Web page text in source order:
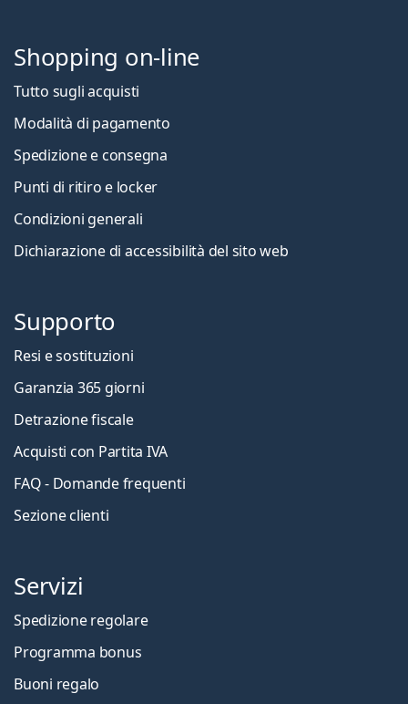
Shopping on-line
Tutto sugli acquisti
Modalità di pagamento
Spedizione e consegna
Punti di ritiro e locker
Condizioni generali
Dichiarazione di accessibilità del sito web
Supporto
Resi e sostituzioni
Garanzia 365 giorni
Detrazione fiscale
Acquisti con Partita IVA
FAQ - Domande frequenti
Sezione clienti
Servizi
Spedizione regolare
Programma bonus
Buoni regalo